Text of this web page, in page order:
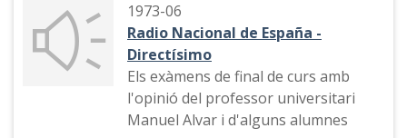
de braus. Indicatiu del programa
1973-06
Radio Nacional de España -
Directísimo
Els exàmens de final de curs amb
l'opinió del professor universitari
Manuel Alvar i d'alguns alumnes